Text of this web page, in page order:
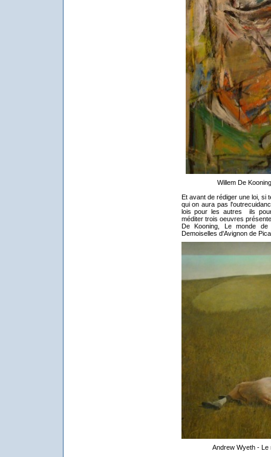
Willem De
Et avant de rédiger une loi, si
qui on aura pas
lois pour les autres ils
méditer trois oeuvres
De Kooning, Le monde
Demoiselles d'Avignon de
Andrew Wyeth -